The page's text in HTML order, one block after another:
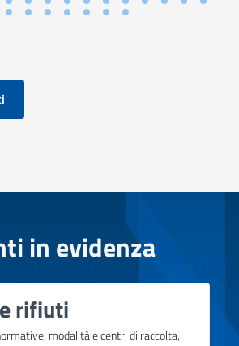
in evidenza
rifiuti
modalità e centri di raccolta,